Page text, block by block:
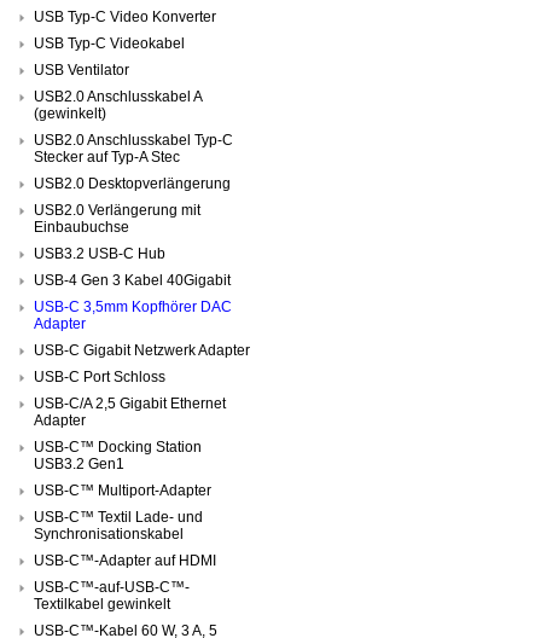
USB Typ-C Video Konverter
USB Typ-C Videokabel
USB Ventilator
USB2.0 Anschlusskabel A
(gewinkelt)
USB2.0 Anschlusskabel Typ-C
Stecker auf Typ-A Stec
USB2.0 Desktopverlängerung
USB2.0 Verlängerung mit
Einbaubuchse
USB3.2 USB-C Hub
USB-4 Gen 3 Kabel 40Gigabit
USB-C 3,5mm Kopfhörer DAC
Adapter
USB-C Gigabit Netzwerk Adapter
USB-C Port Schloss
USB-C/A 2,5 Gigabit Ethernet
Adapter
USB-C™ Docking Station
USB3.2 Gen1
USB-C™ Multiport-Adapter
USB-C™ Textil Lade- und
Synchronisationskabel
USB-C™-Adapter auf HDMI
USB-C™-auf-USB-C™-
Textilkabel gewinkelt
USB-C™-Kabel 60 W, 3 A, 5